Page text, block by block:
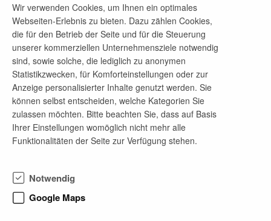
Firmenprofil
Wir sind Tech-Experte, Digitalisierer und
Teamplayer. Du auch?
Seit 35 Jahren machen wir die IT unserer Kunden
fit für die digitale Zukunft. Beratung,
Softwareentwicklung, Software Testing,
Formularmanagement und Application
Management sind unsere Kernkompetenzen. Für
und Tools individuelle und innovative Lösungen.
Immer im Team, immer wertschätzend und immer
Wir verwenden Cookies, um Ihnen ein optimales
Webseiten-Erlebnis zu bieten. Dazu zählen Cookies,
die für den Betrieb der Seite und für die Steuerung
unserer kommerziellen Unternehmensziele notwendig
sind, sowie solche, die lediglich zu anonymen
Statistikzwecken, für Komforteinstellungen oder zur
Anzeige personalisierter Inhalte genutzt werden. Sie
können selbst entscheiden, welche Kategorien Sie
zulassen möchten. Bitte beachten Sie, dass auf Basis
Ihrer Einstellungen womöglich nicht mehr alle
Funktionalitäten der Seite zur Verfügung stehen.
Notwendig
Google Maps